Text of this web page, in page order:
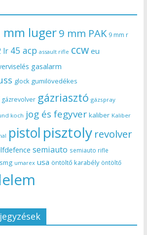
mm luger9 mm PAK 9 mm r
lr 45 acp assault rifle ccw eu
gasalarm
glock gumilövedékes
gázrevolver gázriasztó gázspray
koch jog és fegyver kaliber Kaliber
pistol pisztoly revolver
semiauto semiauto rifle
smg umarex usa öntöltő karabély öntöltő